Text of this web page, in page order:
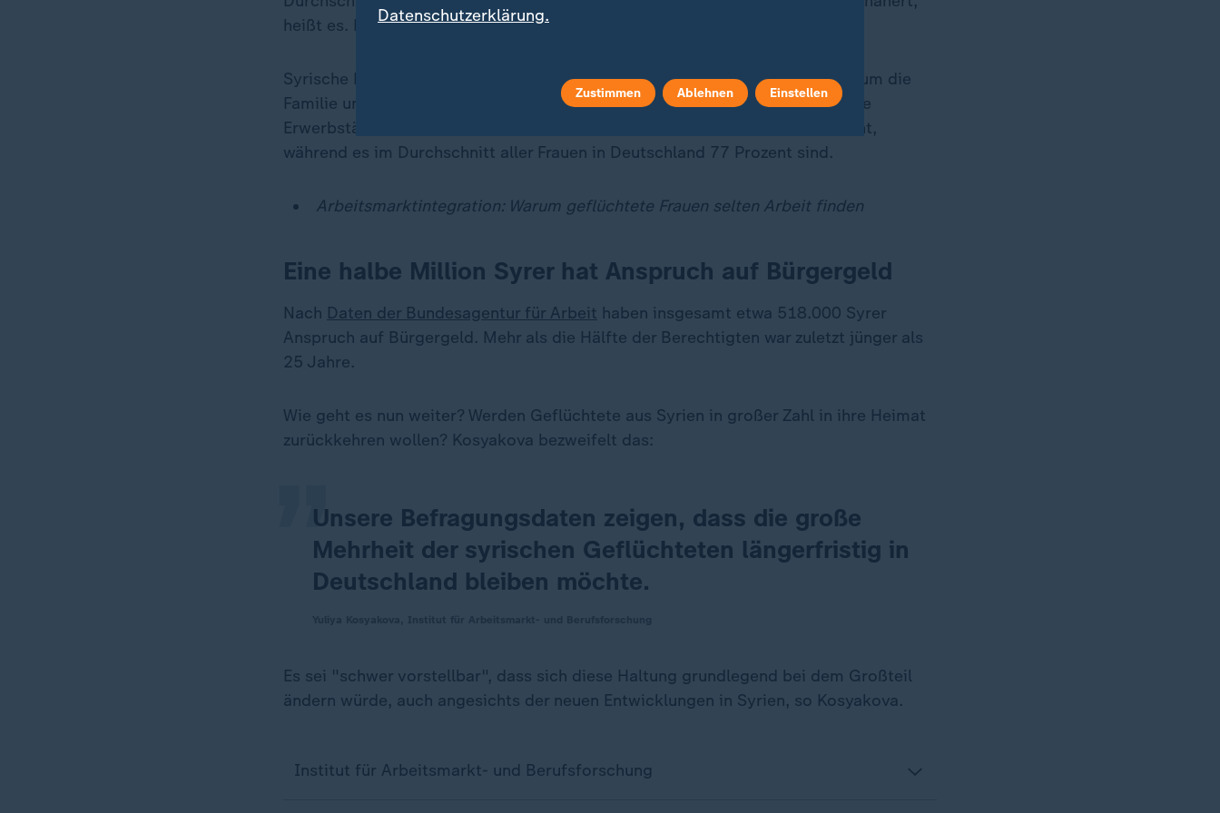
heißt es. Diese liegtlaut Statistischem Bundesamt
Syrische Frauen kümmerten sich laut IAB dagegen überproportional häufig um die
Familie und hätten im Schnitt ein geringeres Sprach- und Bildungsniveau. Die
Erwerbstätigenquote syrischer Frauen in Deutschland liegt bei nur 29 Prozent,
während es im Durchschnitt aller Frauen in Deutschland 77 Prozent sind.
Arbeitsmarktintegration: Warum geflüchtete Frauen selten Arbeit finden
Eine halbe Million Syrer hat Anspruch auf Bürgergeld
Nach Daten der Bundesagentur für Arbeit haben insgesamt etwa 518.000 Syrer
Anspruch auf Bürgergeld. Mehr als die Hälfte der Berechtigten war zuletzt jünger als
25 Jahre.
Wie geht es nun weiter? Werden Geflüchtete aus Syrien in großer Zahl in ihre Heimat
zurückkehren wollen? Kosyakova bezweifelt das:
Unsere Befragungsdaten zeigen, dass die große
Mehrheit der syrischen Geflüchteten längerfristig in
Deutschland bleiben möchte.
„
Es sei "schwer vorstellbar", dass sich diese Haltung grundlegend bei dem Großteil
ändern würde, auch angesichts der neuen Entwicklungen in Syrien, so Kosyakova.
Institut für Arbeitsmarkt- und Berufsforschung
Datenschutzerklärung.
Zustimmen Ablehnen Einstellen